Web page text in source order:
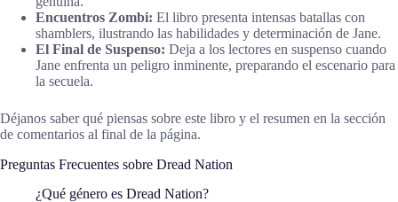
Encuentros Zombi: El libro presenta intensas batallas con
shamblers, ilustrando las habilidades y determinación de Jane.
El Final de Suspenso: Deja a los lectores en suspenso cuando
Jane enfrenta un peligro inminente, preparando el escenario para
la secuela.
Déjanos saber qué piensas sobre este libro y el resumen en la sección
de comentarios al final de la página.
Preguntas Frecuentes sobre Dread Nation
¿Qué género es Dread Nation?